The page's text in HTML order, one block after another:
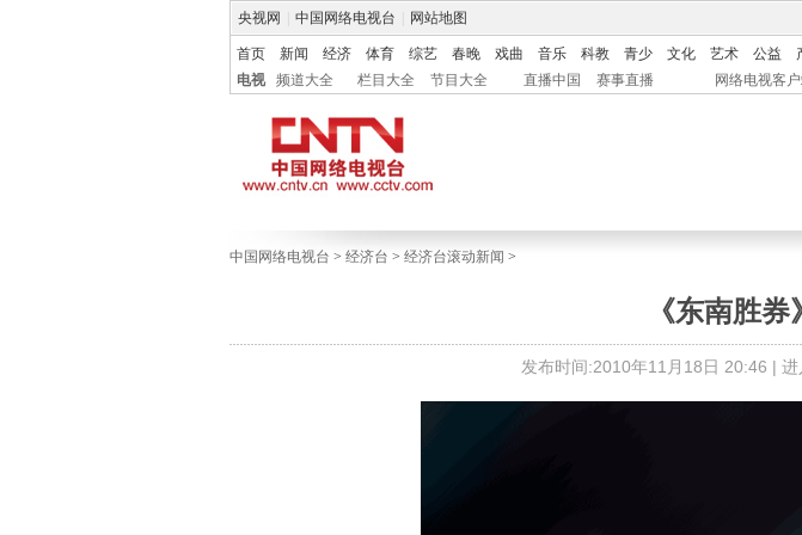
央视网 中国网络电视台 网站地图
首页 新闻 经济 体育 综艺 春晚 戏曲 音乐 科教 青少 文化 艺术 公益
电视
频道大全 栏目大全 节目大全 直播中国 赛事直播 网络电视客
中国网络电视台 > 经济台 > 经济台滚动新闻 >
《东南胜券
发布时间:2010年11月18日 20:46 | 进